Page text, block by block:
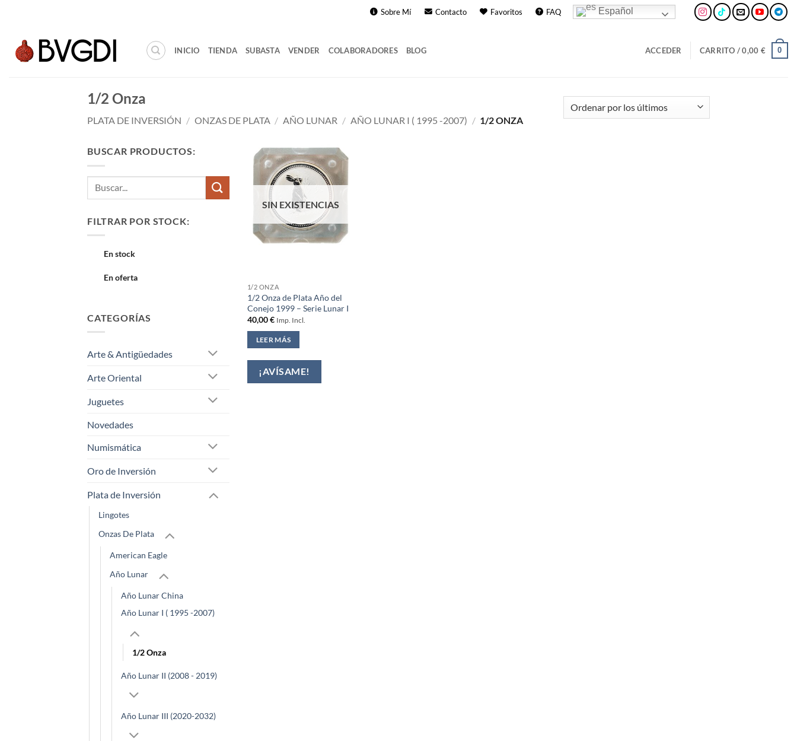
contenido
Sobre Mí Contacto Favoritos FAQ Español
INICIO TIENDA SUBASTA VENDER COLABORADORES BLOG ACCEDER CARRITO /0,00 € 0
1/2 Onza
PLATA DE INVERSIÓN / ONZAS DE PLATA / AÑO LUNAR / AÑO LUNAR I ( 1995 -2007) / 1/2 ONZA
BUSCAR PRODUCTOS:
Buscar
FILTRAR POR STOCK:
En stock
En oferta
CATEGORÍAS
Arte & Antigüedades
Arte Oriental
Juguetes
Novedades
Numismática
Oro de Inversión
Plata de Inversión
Lingotes
Onzas De Plata
American Eagle
Año Lunar
Año Lunar China
Año Lunar I ( 1995 -2007)
1/2 Onza
Año Lunar II (2008 - 2019)
Año Lunar III (2020-2032)
SIN EXISTENCIAS
1/2 ONZA
1/2 Onza de Plata Año del
Conejo 1999 – Serie Lunar I
40,00€ Imp. Incl.
LEER MÁS
¡AVÍSAME!